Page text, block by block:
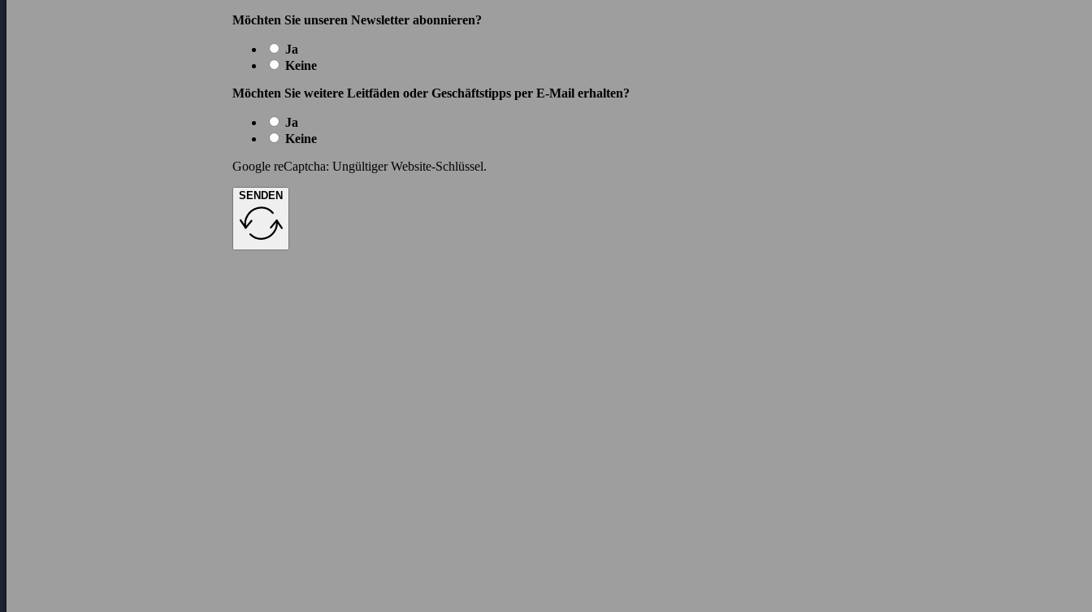
Möchten Sie unseren Newsletter abonnieren?
Ja
Keine
Möchten Sie weitere Leitfäden oder Geschäftstipps per E-Mail erhalten?
Ja
Keine
Google reCaptcha: Ungültiger Website-Schlüssel.
SENDEN